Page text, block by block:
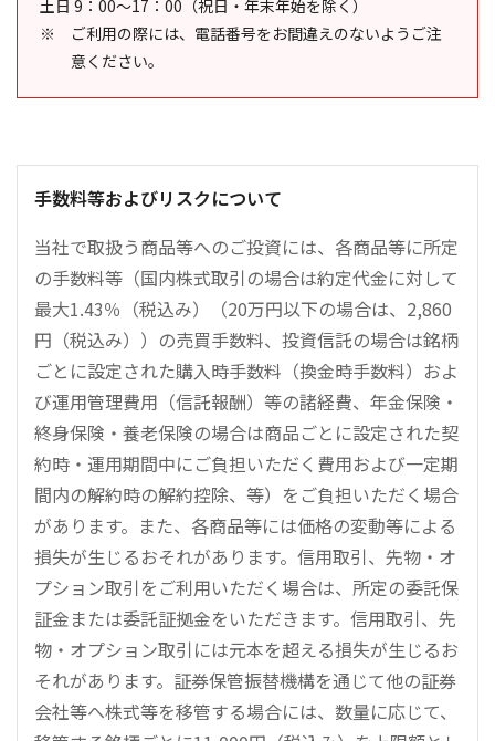
土日 9：00～17：00（祝日・年末年始を除く）
ご利用の際には、電話番号をお間違えのないようご注
意ください。
手数料等およびリスクについて
当社で取扱う商品等へのご投資には、各商品等に所定
の手数料等（国内株式取引の場合は約定代金に対して
最大1.43％（税込み）（20万円以下の場合は、2,860
円（税込み））の売買手数料、投資信託の場合は銘柄
ごとに設定された購入時手数料（換金時手数料）およ
び運用管理費用（信託報酬）等の諸経費、年金保険・
終身保険・養老保険の場合は商品ごとに設定された契
約時・運用期間中にご負担いただく費用および一定期
間内の解約時の解約控除、等）をご負担いただく場合
があります。また、各商品等には価格の変動等による
損失が生じるおそれがあります。信用取引、先物・オ
プション取引をご利用いただく場合は、所定の委託保
証金または委託証拠金をいただきます。信用取引、先
物・オプション取引には元本を超える損失が生じるお
それがあります。証券保管振替機構を通じて他の証券
会社等へ株式等を移管する場合には、数量に応じて、